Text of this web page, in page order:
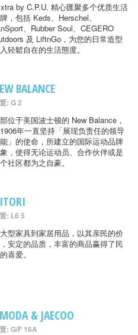
by C.P.U. 精心匯聚多个优质生活
，包括 Keds、Herschel、
、Rubber Soul、CEGERO
及 LiftnGo，为您的日常造型
轻鬆自在的生活態度。
BALANCE
: G 2
位于美国波士顿的 New Balance，
年一直坚持「展现负责任的领导
」的使命，所建立的国际运动品牌
，使得无论运动员、合作伙伴或是
社区都为之自豪。
: L6 5
型家具到家居用品，以其亲民的价
安定的品质，丰富的商品赢得了民
喜爱。
& JAECOO
: G/F 16A